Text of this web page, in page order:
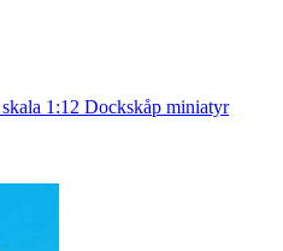
1:12 Dockskåp miniatyr